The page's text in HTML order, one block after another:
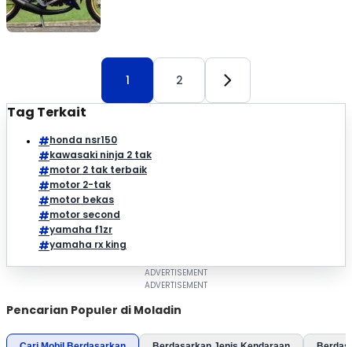
1 2
Tag Terkait
honda nsr150
kawasaki ninja 2 tak
motor 2 tak terbaik
motor 2-tak
motor bekas
motor second
yamaha f1zr
yamaha rx king
Pencarian Populer di Moladin